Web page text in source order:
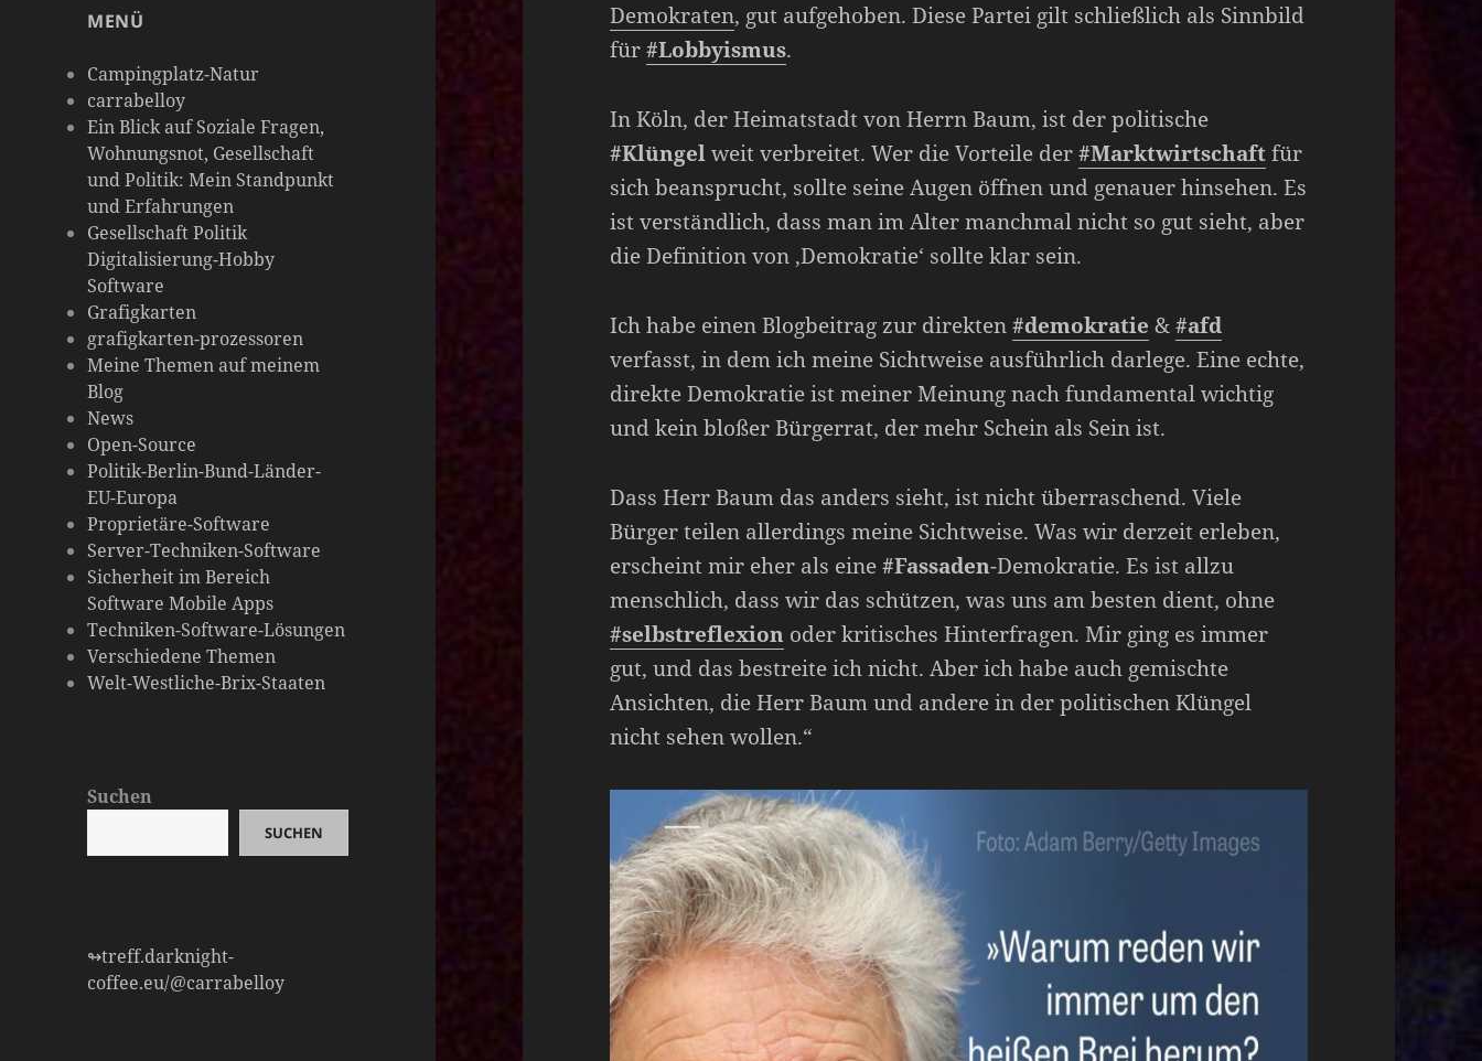
Plattform
meine
Gedanken
MENÜ
Campingplatz-Natur
carrabelloy
Ein Blick auf Soziale Fragen,
Wohnungsnot, Gesellschaft
und Politik: Mein Standpunkt
und Erfahrungen
Gesellschaft Politik
Digitalisierung-Hobby
Software
Grafigkarten
grafigkarten-prozessoren
Meine Themen auf meinem
Blog
News
Open-Source
Politik-Berlin-Bund-Länder-
EU-Europa
Proprietäre-Software
Server-Techniken-Software
Sicherheit im Bereich
Software Mobile Apps
Techniken-Software-Lösungen
Verschiedene Themen
Welt-Westliche-Brix-Staaten
Suchen
SUCHEN
↬treff.darknight-
coffee.eu/@carrabelloy
Demokraten, gut aufgehoben. Diese Partei gilt schließlich als Sinnbild
für#Lobbyismus.
In Köln, der Heimatstadt von Herrn Baum, ist der politische
#Klüngelweit verbreitet. Wer die Vorteile der#Marktwirtschaftfür
sich beansprucht, sollte seine Augen öffnen und genauer hinsehen. Es
ist verständlich, dass man im Alter manchmal nicht so gut sieht, aber
die Definition von ‚Demokratie‘ sollte klar sein.
Ich habe einen Blogbeitrag zur direkten#demokratie &#afd
verfasst, in dem ich meine Sichtweise ausführlich darlege. Eine echte,
direkte Demokratie ist meiner Meinung nach fundamental wichtig
und kein bloßer Bürgerrat, der mehr Schein als Sein ist.
Dass Herr Baum das anders sieht, ist nicht überraschend. Viele
Bürger teilen allerdings meine Sichtweise. Was wir derzeit erleben,
erscheint mir eher als eine#Fassaden-Demokratie. Es ist allzu
menschlich, dass wir das schützen, was uns am besten dient, ohne
#selbstreflexion oder kritisches Hinterfragen. Mir ging es immer
gut, und das bestreite ich nicht. Aber ich habe auch gemischte
Ansichten, die Herr Baum und andere in der politischen Klüngel
nicht sehen wollen.“